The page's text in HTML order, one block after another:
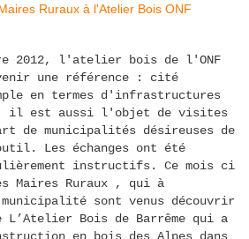
2012, l'atelier bois de l'ONF
une référence : cité
en termes d'infrastructures
il est aussi l'objet de visites
de municipalités désireuses de
Les échanges ont été
instructifs. Ce mois ci
Maires Ruraux , qui à
sont venus découvrir
Bois de Barrême qui a